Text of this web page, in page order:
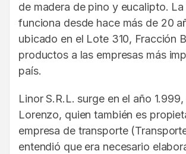
de madera de pino y eucalipto.
funciona desde hace más de 20
ubicado en el Lote 310, Fracción
productos a las empresas más
país.
Linor S.R.L. surge en el año
Lorenzo, quien también es
empresa de transporte
entendió que era necesario